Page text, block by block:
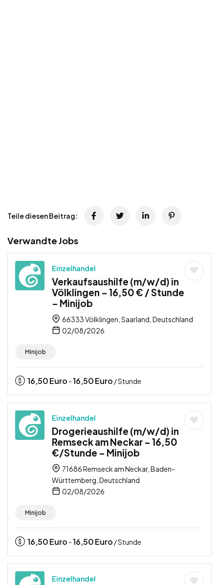
Teile diesen Beitrag:
Verwandte Jobs
Einzelhandel
Verkaufsaushilfe (m/w/d) in
Völklingen – 16,50 € / Stunde
– Minijob
66333 Völklingen, Saarland, Deutschland
02/08/2026
Minijob
16,50Euro -16,50Euro / Stunde
Einzelhandel
Drogerieaushilfe (m/w/d) in
Remseck am Neckar – 16,50
€/Stunde – Minijob
71686 Remseck am Neckar, Baden-
Württemberg, Deutschland
02/08/2026
Minijob
16,50Euro -16,50Euro / Stunde
Einzelhandel